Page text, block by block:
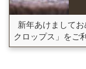
新年あけまして
クロップス」をご